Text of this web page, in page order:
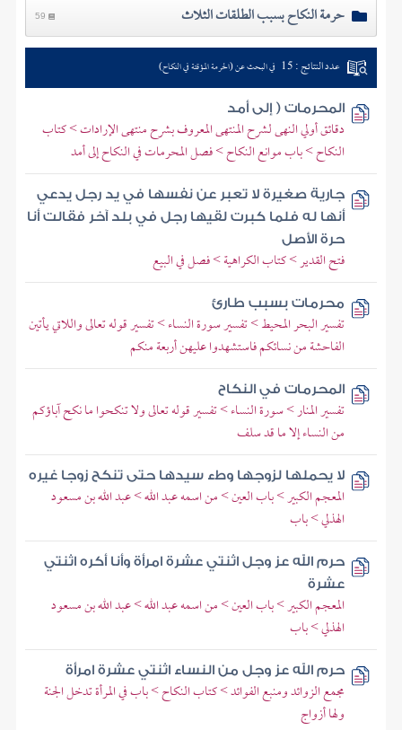
حرمة النكاح بسبب الطلقات الثلاث 59
عدد النتائج : 15 في البحث عن (الحرمة المؤقتة في النكاح)
المحرمات ( إلى أمد
دقائق أولي النهى لشرح المنتهى المعروف بشرح منتهى الإرادات > كتاب
النكاح > باب موانع النكاح > فصل المحرمات في النكاح إلى أمد
جارية صغيرة لا تعبر عن نفسها في يد رجل يدعي
أنها له فلما كبرت لقيها رجل في بلد آخر فقالت أنا
حرة الأصل
فتح القدير > كتاب الكراهية > فصل في البيع
محرمات بسبب طارئ
تفسير البحر المحيط > تفسير سورة النساء > تفسير قوله تعالى واللاتي يأتين
الفاحشة من نسائكم فاستشهدوا عليهن أربعة منكم
المحرمات في النكاح
تفسير المنار > سورة النساء > تفسير قوله تعالى ولا تنكحوا ما نكح آباؤكم
من النساء إلا ما قد سلف
لا يحملها لزوجها وطء سيدها حتى تنكح زوجا غيره
المعجم الكبير > باب العين > من اسمه عبد الله > عبد الله بن مسعود
الهذلي > باب
حرم الله عز وجل اثنتي عشرة امرأة وأنا أكره اثنتي
عشرة
المعجم الكبير > باب العين > من اسمه عبد الله > عبد الله بن مسعود
الهذلي > باب
حرم الله عز وجل من النساء اثنتي عشرة امرأة
مجمع الزوائد ومنبع الفوائد > كتاب النكاح > باب في المرأة تدخل الجنة
ولها أزواج